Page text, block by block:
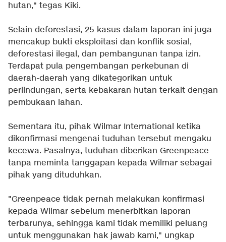
hutan," tegas Kiki.
Selain deforestasi, 25 kasus dalam laporan ini juga
mencakup bukti eksploitasi dan konflik sosial,
deforestasi ilegal, dan pembangunan tanpa izin.
Terdapat pula pengembangan perkebunan di
daerah-daerah yang dikategorikan untuk
perlindungan, serta kebakaran hutan terkait dengan
pembukaan lahan.
Sementara itu, pihak Wilmar International ketika
dikonfirmasi mengenai tuduhan tersebut mengaku
kecewa. Pasalnya, tuduhan diberikan Greenpeace
tanpa meminta tanggapan kepada Wilmar sebagai
pihak yang dituduhkan.
"Greenpeace tidak pernah melakukan konfirmasi
kepada Wilmar sebelum menerbitkan laporan
terbarunya, sehingga kami tidak memiliki peluang
untuk menggunakan hak jawab kami," ungkap